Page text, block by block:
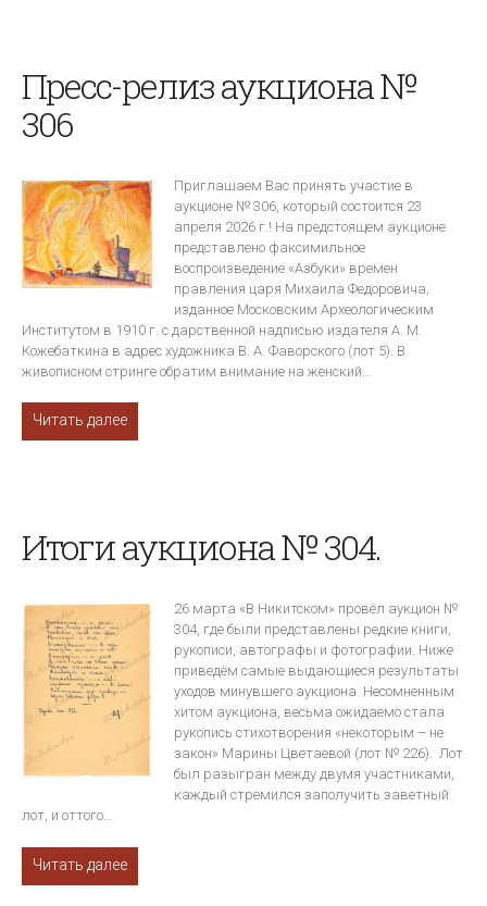
Пресс-релиз аукциона №
306
Приглашаем Вас принять участие в
аукционе № 306, который состоится 23
апреля 2026 г.! На предстоящем аукционе
представлено факсимильное
воспроизведение «Азбуки» времен
правления царя Михаила Федоровича,
изданное Московским Археологическим
Институтом в 1910 г. с дарственной надписью издателя А. М.
Кожебаткина в адрес художника В. А. Фаворского (лот 5). В
живописном стринге обратим внимание на женский…
Читать далее
Итоги аукциона № 304.
26 марта «В Никитском» провёл аукцион №
304, где были представлены редкие книги,
рукописи, автографы и фотографии. Ниже
приведём самые выдающиеся результаты
уходов минувшего аукциона. Несомненным
хитом аукциона, весьма ожидаемо стала
рукопись стихотворения «некоторым – не
закон» Марины Цветаевой (лот № 226). Лот
был разыгран между двумя участниками,
каждый стремился заполучить заветный
лот, и оттого…
Читать далее